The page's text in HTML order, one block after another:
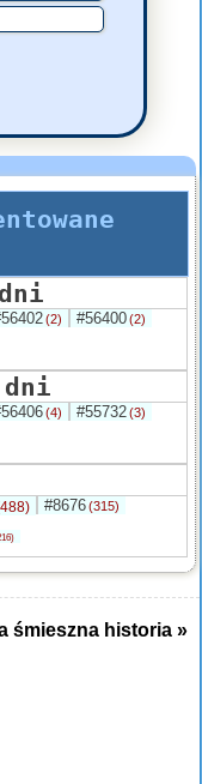
(2) #56400(2)
(4) #55732(3)
#8676(315)
śmieszna historia »